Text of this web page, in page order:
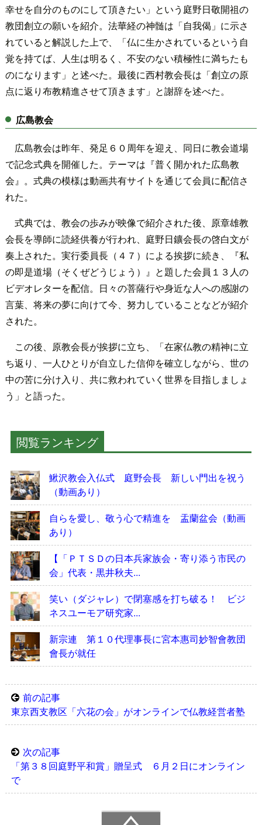
幸せを自分のものにして頂きたい」という庭野日敬開祖の
教団創立の願いを紹介。法華経の神髄は「自我偈」に示さ
れていると解説した上で、「仏に生かされているという自
覚を持てば、人生は明るく、不安のない積極性に満ちたも
のになります」と述べた。最後に西村教会長は「創立の原
点に返り布教精進させて頂きます」と謝辞を述べた。
広島教会
広島教会は昨年、発足６０周年を迎え、同日に教会道場
で記念式典を開催した。テーマは『普く開かれた広島教
会』。式典の模様は動画共有サイトを通じて会員に配信さ
れた。
式典では、教会の歩みが映像で紹介された後、原章雄教
会長を導師に読経供養が行われ、庭野日鑛会長の啓白文が
奏上された。実行委員長（４７）による挨拶に続き、『私
の即是道場（そくぜどうじょう）』と題した会員１３人の
ビデオレターを配信。日々の菩薩行や身近な人への感謝の
言葉、将来の夢に向けて今、努力していることなどが紹介
された。
この後、原教会長が挨拶に立ち、「在家仏教の精神に立
ち返り、一人ひとりが自立した信仰を確立しながら、世の
中の苦に分け入り、共に救われていく世界を目指しましょ
う」と語った。
閲覧ランキング
鰍沢教会入仏式 庭野会長 新しい門出を祝う
（動画あり）
自らを愛し、敬う心で精進を 盂蘭盆会（動画
あり）
【「ＰＴＳＤの日本兵家族会・寄り添う市民の
会」代表・黒井秋夫...
笑い（ダジャレ）で閉塞感を打ち破る！ ビジ
ネスユーモア研究家...
新宗連 第１０代理事長に宮本惠司妙智會教団
會長が就任
前の記事
東京西支教区「六花の会」がオンラインで仏教経営者塾
次の記事
「第３８回庭野平和賞」贈呈式 ６月２日にオンライン
で